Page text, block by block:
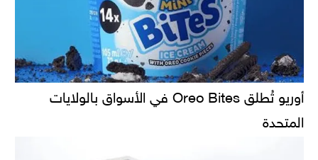
أوريو تُطلق Oreo Bites في الأسواق بالولايات
المتحدة